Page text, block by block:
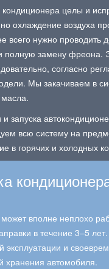
целы и
охлаждение воздуха
всего нужно проводить
полную замену фреона.
согласно
Мы закачиваем в
масла.
и запуска
всю систему на
в горячих и холодных
вполне неплохо
в течение 3–5 лет.
эксплуатации и
хранения автомобиля.